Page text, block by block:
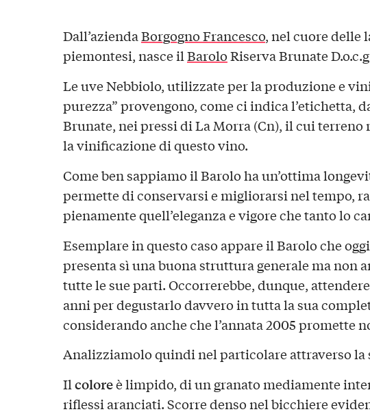
Dall’aziendaBorgogno Francesco, nel cuore delle
piemontesi, nasce ilBaroloRiserva Brunate
Le uve Nebbiolo, utilizzate per la produzione e
purezza” provengono, come ci indica l’etichetta,
Brunate, nei pressi di La Morra (Cn), il cui terreno
la vinificazione di questo vino.
Come ben sappiamo il Barolo ha un’ottima
permette di conservarsi e migliorarsi nel tempo,
pienamente quell’eleganza e vigore che tanto lo
Esemplare in questo caso appare il Barolo che
presenta sì una buona struttura generale ma non
tutte le sue parti. Occorrerebbe, dunque,
anni per degustarlo davvero in tutta la sua
considerando anche che l’annata 2005 promette
Analizziamolo quindi nel particolare attraverso la
Ilcoloreè limpido, di un granato mediamente
riflessi aranciati. Scorre denso nel bicchiere